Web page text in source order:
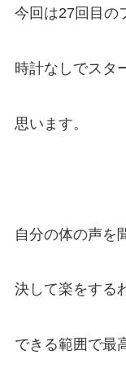
今回は27回目の
時計なしでスタ
思います。
自分の体の声を
決して楽をする
できる範囲で最